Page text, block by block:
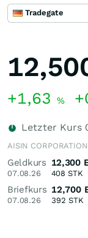
Tradegate
+1,63 %
Letzter Kurs
AISIN
Geldkurs
07.08.26
12,300
408 STK
Briefkurs
07.08.26
12,700
392 STK